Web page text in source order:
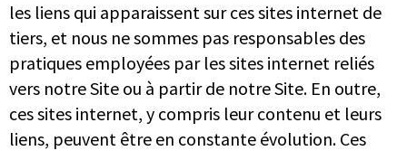
les liens qui apparaissent sur ces sites internet de
tiers, et nous ne sommes pas responsables des
pratiques employées par les sites internet reliés
vers notre Site ou à partir de notre Site. En outre,
ces sites internet, y compris leur contenu et leurs
liens, peuvent être en constante évolution. Ces